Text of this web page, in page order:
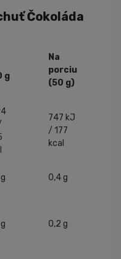
Čokoláda
g
Na
porciu
(50 g)
747 kJ
/ 177
kcal
0,4 g
0,2 g